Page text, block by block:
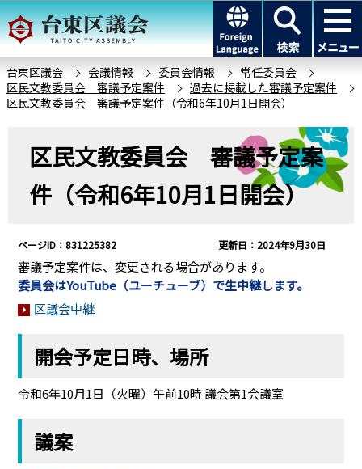
こ
の
ー
ジ
の
このページの本文へ移動
台東区議会 会議情報 委員会情報
常任委員会
区民文教委員会 審議予定案件
過去に掲載した審議予定案件
区民文教委員会 審議予定案件（令和6年10月1日開会）
区民文教委員会 審議予定案
件（令和6年10月1日開会）
ページID：831225382 更新日：2024年9月30日
審議予定案件は、変更される場合があります。
委員会はYouTube（ユーチューブ）で生中継します。
区議会中継
開会予定日時、場所
令和6年10月1日（火曜）午前10時 議会第1会議室
議案